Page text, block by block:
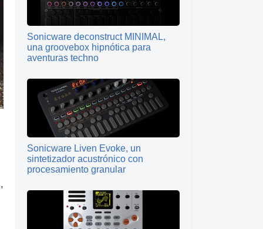
Sonicware deconstruct MINIMAL,
una groovebox hipnótica para
aventuras techno
Sonicware Liven Evoke, un
sintetizador acustrónico con
procesamiento granular